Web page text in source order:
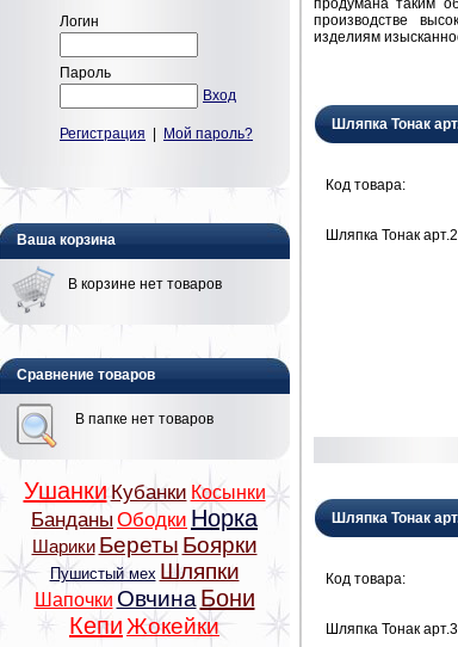
Логин
Пароль
Вход
Регистрация Мой пароль?
Ваша корзина
В корзине нет товаров
Сравнение товаров
В папке нет товаров
Ушанки Кубанки Косынки
Банданы Ободки Норка
Шарики Береты Боярки
Пушистый мех Шляпки
Шапочки Овчина Бони
Кепи Жокейки
производстве
изделиям
Шляпка Тонак
Код товара:
Шляпка Тонак
Шляпка Тонак
Код товара:
Шляпка Тонак